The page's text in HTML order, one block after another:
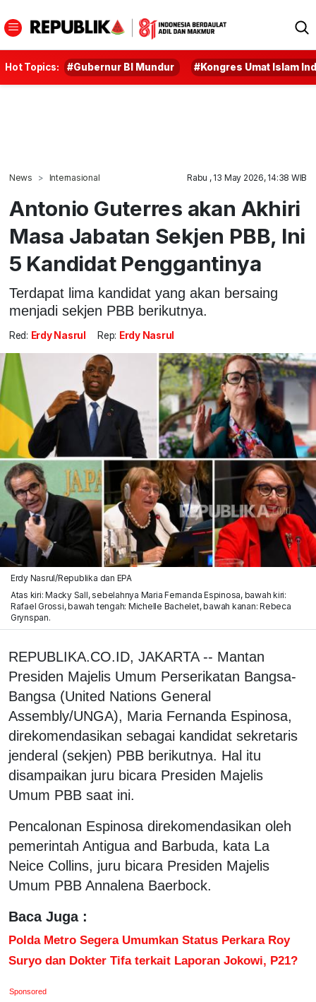
Hot Topics: #Gubernur BI Mundur #Kongres Umat Islam
News Internasional Rabu , 13 May 2026, 14:38 WIB
Antonio Guterres akan Akhiri
Masa Jabatan Sekjen PBB, Ini
5 Kandidat Penggantinya
Terdapat lima kandidat yang akan bersaing
menjadi sekjen PBB berikutnya.
Red: Erdy Nasrul Rep: Erdy Nasrul
Erdy Nasrul/Republika dan EPA
Atas kiri: Macky Sall, sebelahnya Maria Fernanda Espinosa, bawah kiri:
Rafael Grossi, bawah tengah: Michelle Bachelet, bawah kanan: Rebeca
Grynspan.
REPUBLIKA.CO.ID, JAKARTA -- Mantan
Presiden Majelis Umum Perserikatan Bangsa-
Bangsa (United Nations General
Assembly/UNGA), Maria Fernanda Espinosa,
direkomendasikan sebagai kandidat sekretaris
jenderal (sekjen) PBB berikutnya. Hal itu
disampaikan juru bicara Presiden Majelis
Umum PBB saat ini.
Pencalonan Espinosa direkomendasikan oleh
pemerintah Antigua and Barbuda, kata La
Neice Collins, juru bicara Presiden Majelis
Umum PBB Annalena Baerbock.
Baca Juga :
Polda Metro Segera Umumkan Status Perkara Roy
Suryo dan Dokter Tifa terkait Laporan Jokowi, P21?
Sponsored